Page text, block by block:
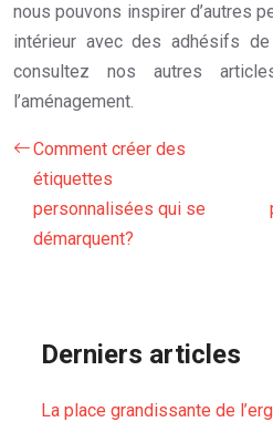
nous pouvons inspirer d’autres
intérieur avec des adhésifs
consultez nos autres
l’aménagement.
Comment créer des
étiquettes
personnalisées qui se
démarquent?
Derniers articles
La place grandissante de